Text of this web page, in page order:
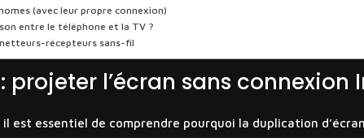
(avec leur propre connexion)
entre le téléphone et la TV ?
récepteurs sans-fil
projeter l’écran sans connexion
est essentiel de comprendre pourquoi la duplication